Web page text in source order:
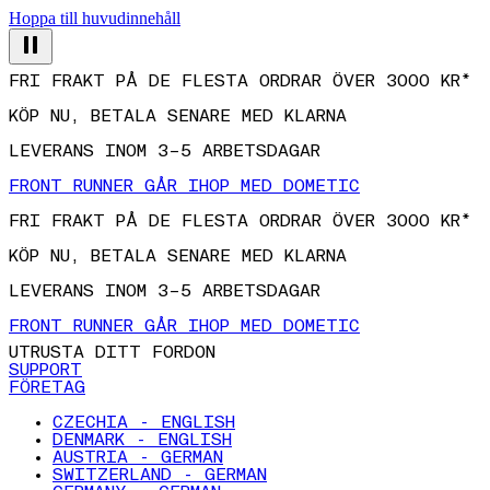
Hoppa till huvudinnehåll
FRI FRAKT PÅ DE FLESTA ORDRAR ÖVER 3000 KR*
KÖP NU, BETALA SENARE MED KLARNA
LEVERANS INOM 3–5 ARBETSDAGAR
FRONT RUNNER GÅR IHOP MED DOMETIC
FRI FRAKT PÅ DE FLESTA ORDRAR ÖVER 3000 KR*
KÖP NU, BETALA SENARE MED KLARNA
LEVERANS INOM 3–5 ARBETSDAGAR
FRONT RUNNER GÅR IHOP MED DOMETIC
UTRUSTA DITT FORDON
SUPPORT
FÖRETAG
CZECHIA - ENGLISH
DENMARK - ENGLISH
AUSTRIA - GERMAN
SWITZERLAND - GERMAN